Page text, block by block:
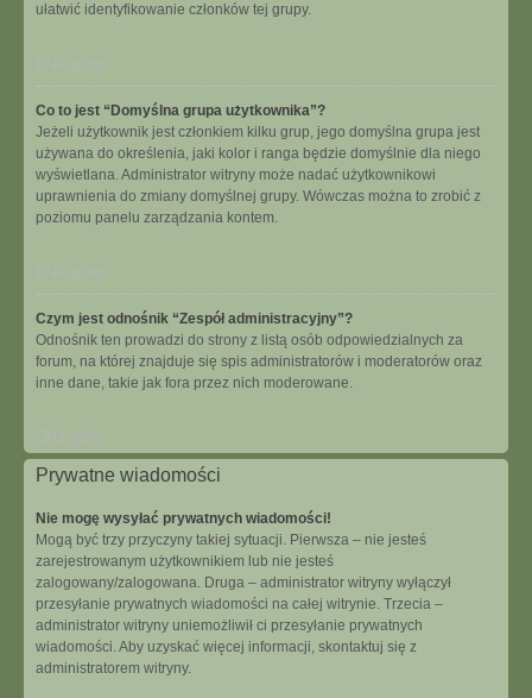
ułatwić identyfikowanie członków tej grupy.
Na górę
Co to jest “Domyślna grupa użytkownika”?
Jeżeli użytkownik jest członkiem kilku grup, jego domyślna grupa jest
używana do określenia, jaki kolor i ranga będzie domyślnie dla niego
wyświetlana. Administrator witryny może nadać użytkownikowi
uprawnienia do zmiany domyślnej grupy. Wówczas można to zrobić z
poziomu panelu zarządzania kontem.
Na górę
Czym jest odnośnik “Zespół administracyjny”?
Odnośnik ten prowadzi do strony z listą osób odpowiedzialnych za
forum, na której znajduje się spis administratorów i moderatorów oraz
inne dane, takie jak fora przez nich moderowane.
Na górę
Prywatne wiadomości
Nie mogę wysyłać prywatnych wiadomości!
Mogą być trzy przyczyny takiej sytuacji. Pierwsza – nie jesteś
zarejestrowanym użytkownikiem lub nie jesteś
zalogowany/zalogowana. Druga – administrator witryny wyłączył
przesyłanie prywatnych wiadomości na całej witrynie. Trzecia –
administrator witryny uniemożliwił ci przesyłanie prywatnych
wiadomości. Aby uzyskać więcej informacji, skontaktuj się z
administratorem witryny.